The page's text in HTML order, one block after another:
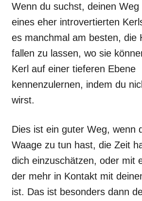
Wenn du suchst, deinen Weg
eines eher introvertierten
es manchmal am besten, die
fallen zu lassen, wo sie
Kerl auf einer tieferen Ebene
kennenzulernen, indem du
wirst.
Dies ist ein guter Weg, wenn
Waage zu tun hast, die Zeit
dich einzuschätzen, oder mit
der mehr in Kontakt mit
ist. Das ist besonders dann